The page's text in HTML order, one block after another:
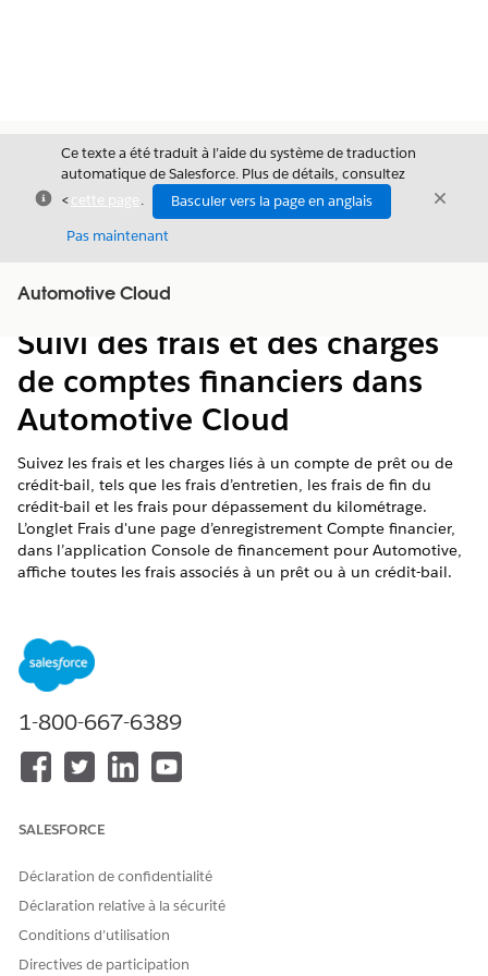
Fermer
Ce texte a été traduit à l’aide du système de traduction
automatique de Salesforce. Plus de détails, consultez
<cette page .
Basculer vers la page en anglais
Pas maintenant
Fermer
Automotive CloudAfficher la table des matières
Table des
Suivi des frais et des charges
de comptes financiers dans
Automotive Cloud
Suivez les frais et les charges liés à un compte de prêt ou de
crédit-bail, tels que les frais d’entretien, les frais de fin du
crédit-bail et les frais pour dépassement du kilométrage.
L’onglet Frais d'une page d’enregistrement Compte financier,
dans l’application Console de financement pour Automotive,
affiche toutes les frais associés à un prêt ou à un crédit-bail.
Disponible avec :
Developer
AUTORISATIONS UTILISATEUR REQUISES
Pour créer des frais de
compte financier :
Généralement, vous importez les données des frais d’un
concessionnaires ou d’applications bancaires.
Dans le Lanceur d'application, recherchez et sélectionnez
Comptes financiers
Ouvrez un enregistrement et accédez à l'onglet
1-800-667-6389
SALESFORCE
Déclaration de confidentialité
Déclaration relative à la sécurité
Conditions d’utilisation
Directives de participation